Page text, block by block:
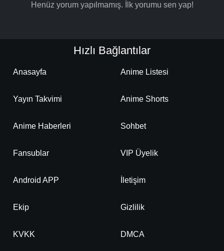
Henüz yorum yapılmamış. İlk yorumu sen yap!
Hızlı Bağlantılar
Anasayfa Anime Listesi
Yayın Takvimi Anime Shorts
Anime Haberleri Sohbet
Fansublar VIP Üyelik
Android APP İletişim
Ekip Gizlilik
KVKK DMCA